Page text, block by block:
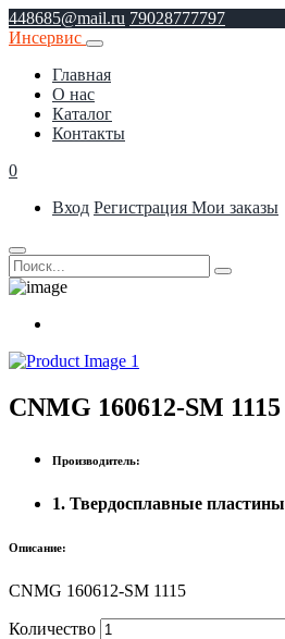
448685@mail.ru 79028777797
Инсервис
Главная
О нас
Каталог
Контакты
0
Вход Регистрация Мои заказы
CNMG 160612-SM 1115
Производитель:
1. Твердосплавные пластины
Описание:
CNMG 160612-SM 1115
Количество